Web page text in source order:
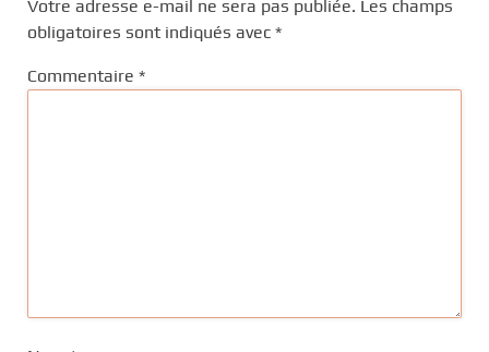
Votre adresse e-mail ne sera pas publiée. Les champs
obligatoires sont indiqués avec *
Commentaire *